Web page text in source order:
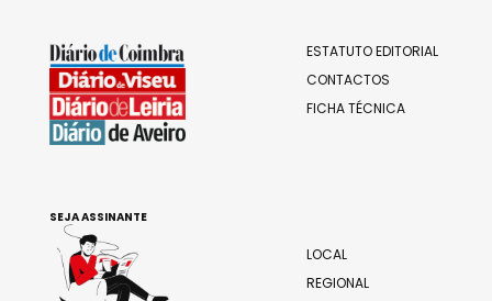
ESTATUTO EDITORIAL
CONTACTOS
FICHA TÉCNICA
LOCAL
REGIONAL
SEJA ASSINANTE